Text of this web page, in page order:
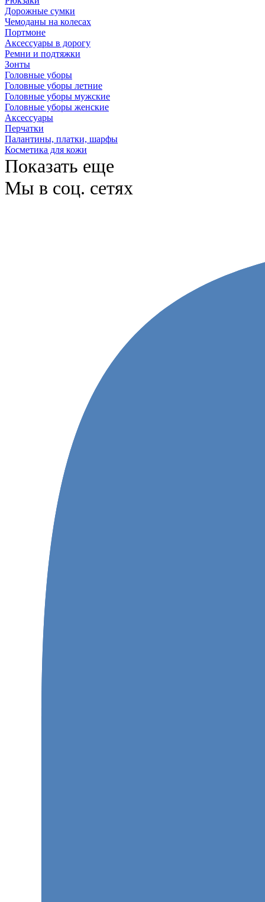
Дорожные сумки
Чемоданы на колесах
Портмоне
Аксессуары в дорогу
Ремни и подтяжки
Зонты
Головные уборы
Головные уборы летние
Головные уборы мужские
Головные уборы женские
Аксессуары
Перчатки
Палантины, платки, шарфы
Косметика для кожи
Показать еще
Мы в соц. сетях